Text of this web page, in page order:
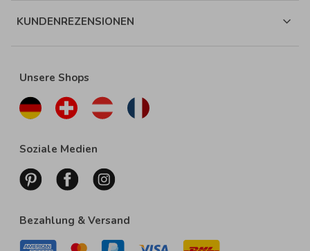
KUNDENREZENSIONEN
Unsere Shops
Soziale Medien
Bezahlung & Versand